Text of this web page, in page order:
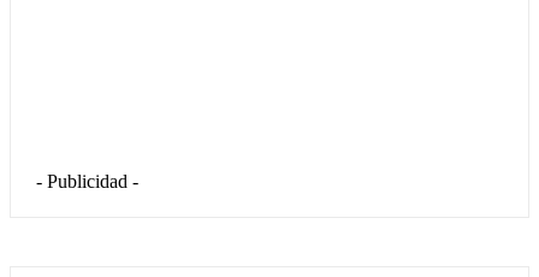
- Publicidad -